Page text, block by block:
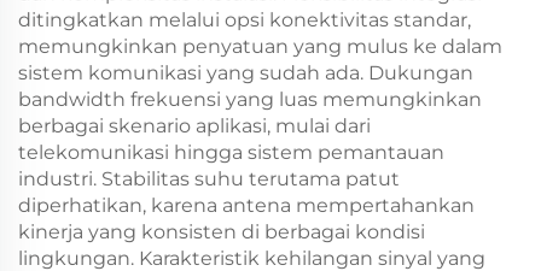
ditingkatkan melalui opsi konektivitas standar,
memungkinkan penyatuan yang mulus ke dalam
sistem komunikasi yang sudah ada. Dukungan
bandwidth frekuensi yang luas memungkinkan
berbagai skenario aplikasi, mulai dari
telekomunikasi hingga sistem pemantauan
industri. Stabilitas suhu terutama patut
diperhatikan, karena antena mempertahankan
kinerja yang konsisten di berbagai kondisi
lingkungan. Karakteristik kehilangan sinyal yang